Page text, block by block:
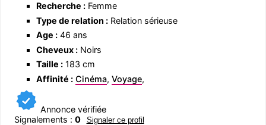
Recherche :Femme
Type de relation :Relation sérieuse
Age :46 ans
Cheveux :Noirs
Taille :183 cm
Affinité : Cinéma, Voyage,
Annonce vérifiée
Signalements : 0 Signaler ce profil